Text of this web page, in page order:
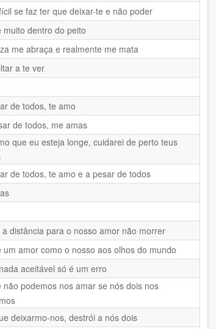
se faz ter que deixar-te e não poder
muito dentro do peito
me abraça e realmente me mata
a te ver
de todos, te amo
de todos, me amas
que eu esteja longe, cuidarei de perto teus
de todos, te amo e a pesar de todos
a distância para o nosso amor não morrer
um amor como o nosso aos olhos do mundo
aceitável só é um erro
não podemos nos amar se nós dois nos
deixarmo-nos, destrói a nós dois